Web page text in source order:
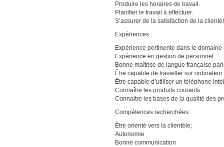
Produire les horaires de travail.
Planifier le travail à effectuer.
S’assurer de la satisfaction de la
Expériences :
Expérience pertinente dans le domaine
Expérience en gestion de personnel
Bonne maîtrise de langue française
Être capable de travailler sur
Être capable d’utiliser un téléphone
Connaître les produits courants
Connaitre les bases de la qualité des
Compétences recherchées:
Être orienté vers la clientèle;
Autonomie
Bonne communication